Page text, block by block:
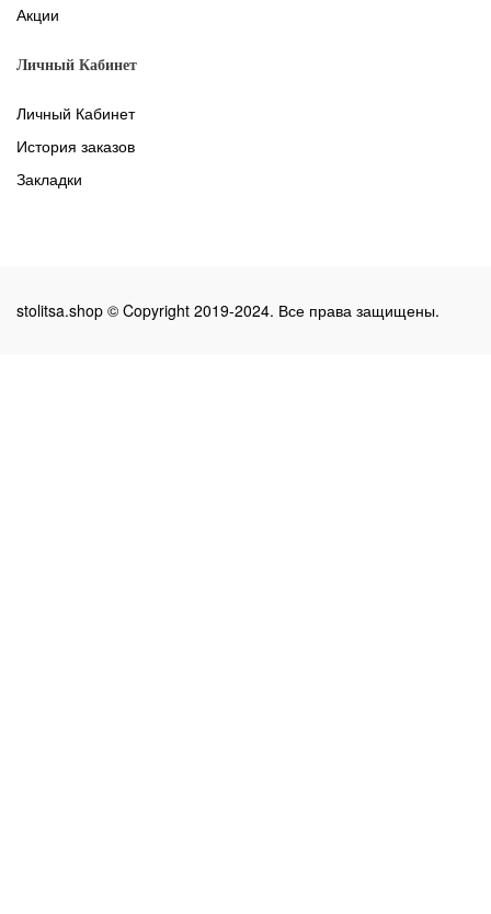
Акции
Личный Кабинет
Личный Кабинет
История заказов
Закладки
stolitsa.shop © Copyright 2019-2024. Все права защищены.